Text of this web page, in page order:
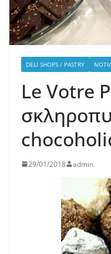
DELI SHOPS / PASTRY
Le Votre
29/01/2018 admin